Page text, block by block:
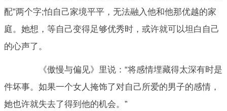
配”两个字;怕自己家境平平，无法融入他和他那优越的家
庭。她想，等自己变得足够优秀时，或许就可以坦白自己
的心声了。
《傲慢与偏见》里说：“将感情埋藏得太深有时是
件坏事。如果一个女人掩饰了对自己所爱的男子的感情，
她也许就失去了得到他的机会。”